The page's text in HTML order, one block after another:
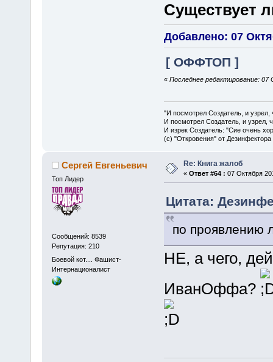
Существует
Добавлено: 07
[ ОФФТОП ]
« Последнее редактирование:
"И посмотрел Создатель, и
И посмотрел Создатель, и узрел,
И изрек Создатель: "Сие очень
(с) "Откровения" от Дезинфектора
Сергей Евгеньевич
Топ Лидер
Сообщений: 8539
Репутация: 210
Боевой кот.... Фашист-
Интернационалист
Re: Книга жалоб
« Ответ #64 : 07 Октября
Цитата:
по проявлению
НЕ, а чего,
ИванОффа?